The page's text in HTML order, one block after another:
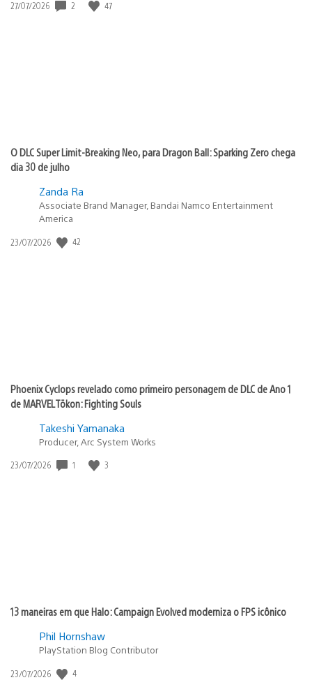
Data
27/07/2026 2 47
O DLC Super Limit-Breaking Neo, para Dragon Ball: Sparking Zero chega
dia 30 de julho
Zanda Ra
Associate Brand Manager, Bandai Namco Entertainment
America
Data
23/07/2026 42
Phoenix Cyclops revelado como primeiro personagem de DLC de Ano 1
de MARVEL Tōkon: Fighting Souls
Takeshi Yamanaka
Producer, Arc System Works
Data
23/07/2026 1 3
13 maneiras em que Halo: Campaign Evolved moderniza o FPS icônico
Phil Hornshaw
PlayStation Blog Contributor
Data
23/07/2026 4